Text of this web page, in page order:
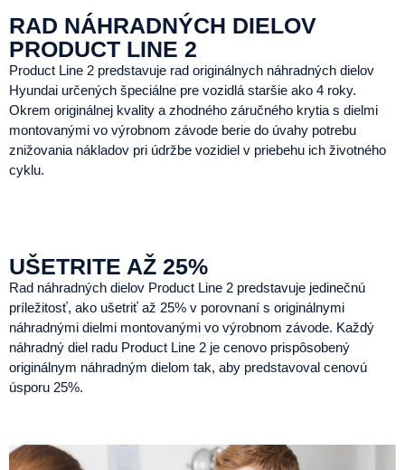
RAD NÁHRADNÝCH DIELOV
PRODUCT LINE 2
Product Line 2 predstavuje rad originálnych náhradných dielov
Hyundai určených špeciálne pre vozidlá staršie ako 4 roky.
Okrem originálnej kvality a zhodného záručného krytia s dielmi
montovanými vo výrobnom závode berie do úvahy potrebu
znižovania nákladov pri údržbe vozidiel v priebehu ich životného
cyklu.
UŠETRITE AŽ 25%
Rad náhradných dielov Product Line 2 predstavuje jedinečnú
príležitosť, ako ušetriť až 25% v porovnaní s originálnymi
náhradnými dielmi montovanými vo výrobnom závode. Každý
náhradný diel radu Product Line 2 je cenovo prispôsobený
originálnym náhradným dielom tak, aby predstavoval cenovú
úsporu 25%.